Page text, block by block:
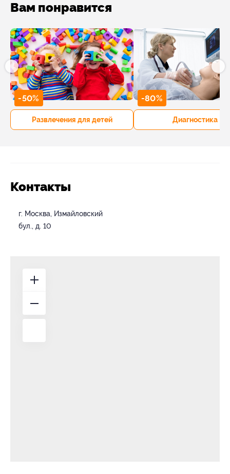
Вам понравится
-50%
Развлечения для детей
-80%
Диагностика
Контакты
г. Москва, Измайловский
бул., д. 10